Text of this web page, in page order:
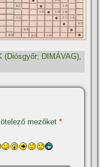
(Diósgyőr; DIMÁVAG),
mezőket*